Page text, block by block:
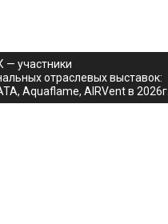
участники
отраслевых выставок:
Aquaflame, AIRVent в 2026г.